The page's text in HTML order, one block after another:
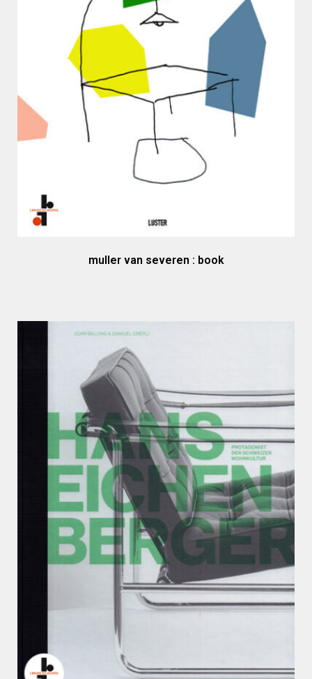
muller van severen : book